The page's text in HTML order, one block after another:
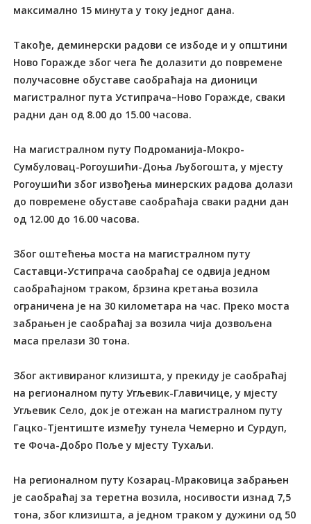
максимално 15 минута у току једног дана.
Такође, деминерски радови се избоде и у општини
Ново Горажде због чега ће долазити до повремене
получасовне обуставе саобраћаја на дионици
магистралног пута Устипрача–Ново Горажде, сваки
радни дан од 8.00 до 15.00 часова.
На магистралном путу Подроманија-Мокро-
Сумбуловац-Рогоушићи-Доња Љубогошта, у мјесту
Рогоушићи због извођења минерских радова долази
до повремене обуставе саобраћаја сваки радни дан
од 12.00 до 16.00 часова.
Због оштећења моста на магистралном путу
Саставци-Устипрача саобраћај се одвија једном
саобраћајном траком, брзина кретања возила
ограничена је на 30 километара на час. Преко моста
забрањен је саобраћај за возила чија дозвољена
маса прелази 30 тона.
Због активираног клизишта, у прекиду је саобраћај
на регионалном путу Угљевик-Главичице, у мјесту
Угљевик Село, док је отежан на магистралном путу
Гацко-Тјентиште између тунела Чемерно и Сурдуп,
те Фоча-Добро Поље у мјесту Тухаљи.
На регионалном путу Козарац-Мраковица забрањен
је саобраћај за теретна возила, носивости изнад 7,5
тона, због клизишта, а једном траком у дужини од 50